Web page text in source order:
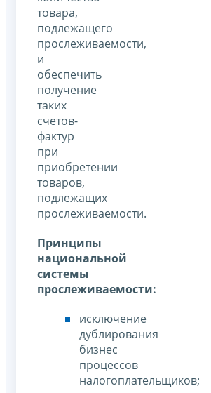
товара,
подлежащего
прослеживаемости,
и
обеспечить
получение
таких
счетов-
фактур
при
приобретении
товаров,
подлежащих
прослеживаемости.
Принципы
национальной
системы
прослеживаемости:
исключение
дублирования
бизнес
процессов
налогоплательщиков;